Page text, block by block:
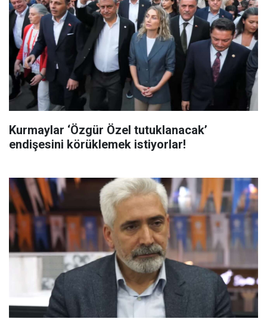
Kurmaylar ‘Özgür Özel tutuklanacak’
endişesini körüklemek istiyorlar!